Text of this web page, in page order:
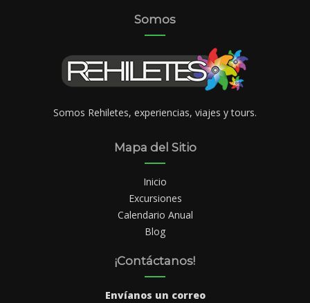
Somos
Somos Rehiletes, experiencias, viajes y tours.
Mapa del Sitio
Inicio
Excursiones
Calendario Anual
Blog
¡Contáctanos!
Envíanos un correo